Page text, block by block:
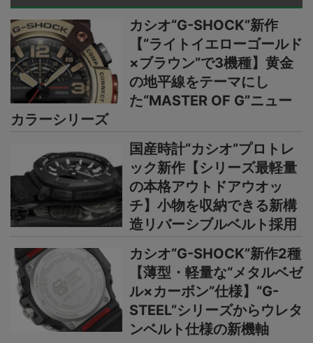
カシオ“G-SHOCK”新作
【“ライトイエローゴールド
×ブラウン”で3機種】黄金
の地平線をテーマにし
た“MASTER OF G”ニュー
カラーシリーズ
国産時計“カシオ”プロトレ
ック新作【シリーズ最軽量
の本格アウトドアウオッ
チ】小物を収納できる新構
造リバーシブルベルト採用
カシオ“G-SHOCK”新作2種
【薄型・軽量な“メタルベゼ
ル×カーボン”仕様】“G-
STEEL”シリーズからウレタ
ンベルト仕様の新機軸